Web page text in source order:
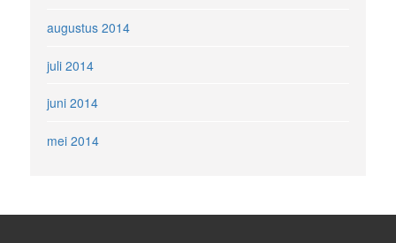
augustus 2014
juli 2014
juni 2014
mei 2014